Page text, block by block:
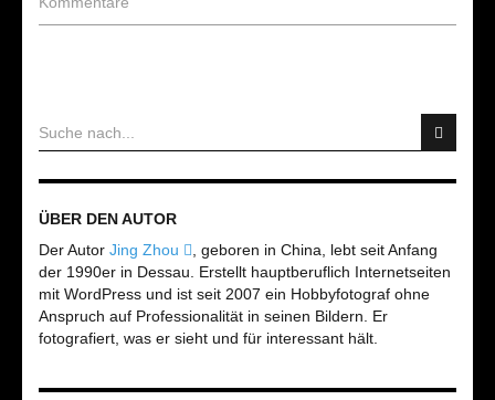
ÜBER DEN AUTOR
Der Autor Jing Zhou
, geboren in China, lebt seit Anfang
der 1990er in Dessau. Erstellt hauptberuflich Internetseiten
mit WordPress und ist seit 2007 ein Hobbyfotograf ohne
Anspruch auf Professionalität in seinen Bildern. Er
fotografiert, was er sieht und für interessant hält.